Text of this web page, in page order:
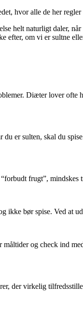
hvor alle de her
helt naturligt daler,
efter, om vi er sultne
Diæter lover ofte
er sulten, skal du
frugt”,
bør spise. Ved at
og check ind
der virkelig